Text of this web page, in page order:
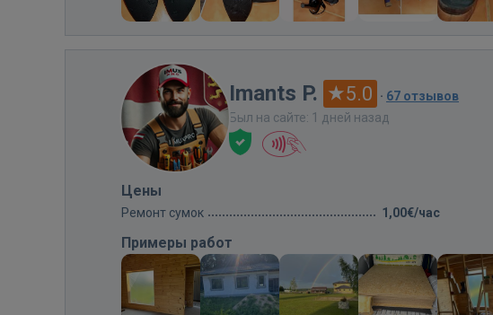
Imants P. 5.0 · 67 отзывов
Был на сайте: 1 дней назад
Цены
Ремонт сумок 1,00€/час
Примеры работ